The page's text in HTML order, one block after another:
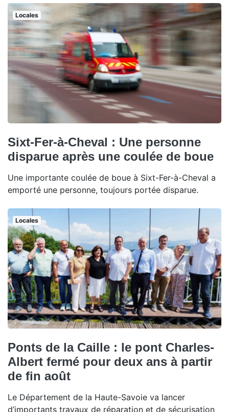
Locales
Sixt-Fer-à-Cheval : Une personne
disparue après une coulée de boue
Une importante coulée de boue à Sixt-Fer-à-Cheval a
emporté une personne, toujours portée disparue.
Locales
Ponts de la Caille : le pont Charles-
Albert fermé pour deux ans à partir
de fin août
Le Département de la Haute-Savoie va lancer
d’importants travaux de réparation et de sécurisation